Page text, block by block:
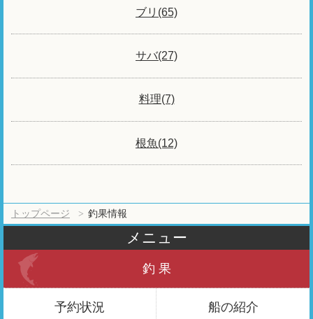
ブリ(65)
サバ(27)
料理(7)
根魚(12)
トップページ 釣果情報
メニュー
釣 果
予約状況 船の紹介